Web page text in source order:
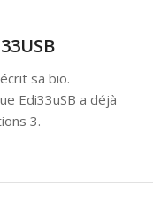
sa bio.
Edi33uSB a déjà
3.